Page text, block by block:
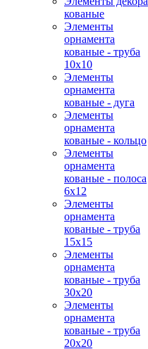
кованые
Элементы
орнамента
кованые - труба
10х10
Элементы
орнамента
кованые - дуга
Элементы
орнамента
кованые - кольцо
Элементы
орнамента
кованые - полоса
6х12
Элементы
орнамента
кованые - труба
15х15
Элементы
орнамента
кованые - труба
30х20
Элементы
орнамента
кованые - труба
20х20